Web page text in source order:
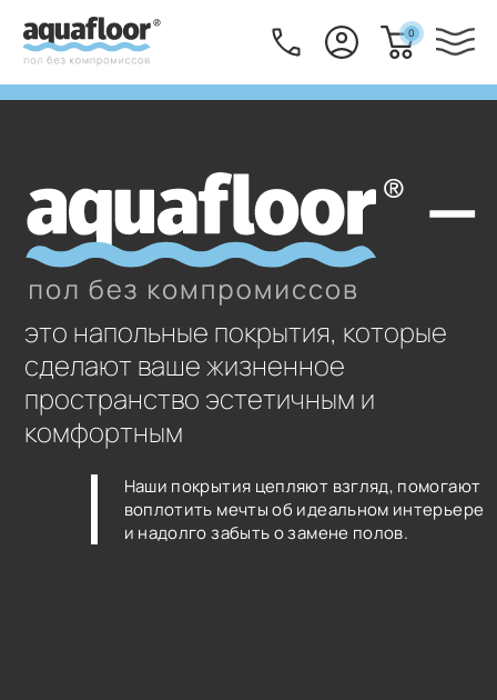
0
это напольные покрытия, которые
сделают ваше жизненное
пространство эстетичным и
комфортным
Наши покрытия цепляют взгляд, помогают
воплотить мечты об идеальном интерьере
и надолго забыть о замене полов.